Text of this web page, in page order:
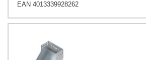
EAN 4013339928262